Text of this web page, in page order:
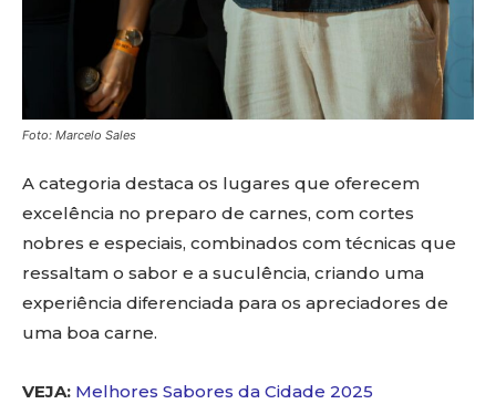
Foto: Marcelo Sales
A categoria destaca os lugares que oferecem
excelência no preparo de carnes, com cortes
nobres e especiais, combinados com técnicas que
ressaltam o sabor e a suculência, criando uma
experiência diferenciada para os apreciadores de
uma boa carne.
VEJA: Melhores Sabores da Cidade 2025